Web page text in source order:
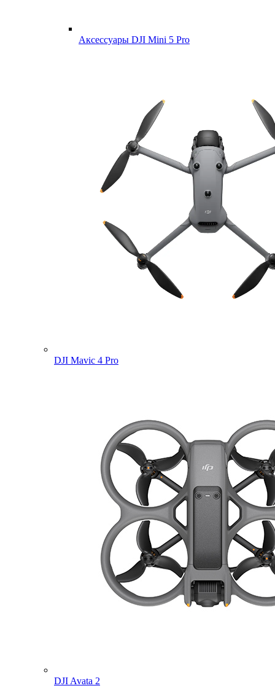
Аксессуары DJI Mini 5 Pro
DJI Mavic 4 Pro
DJI Avata 2